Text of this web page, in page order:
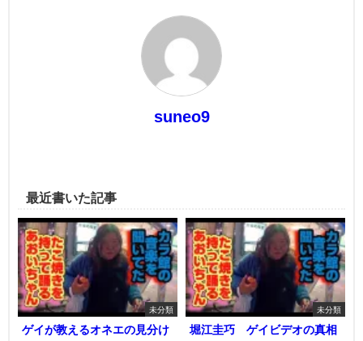
suneo9
最近書いた記事
未分類
ゲイが教えるオネエの見分け
未分類
堀江圭巧 ゲイビデオの真相